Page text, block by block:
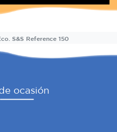
S&S Reference 150
ocasión